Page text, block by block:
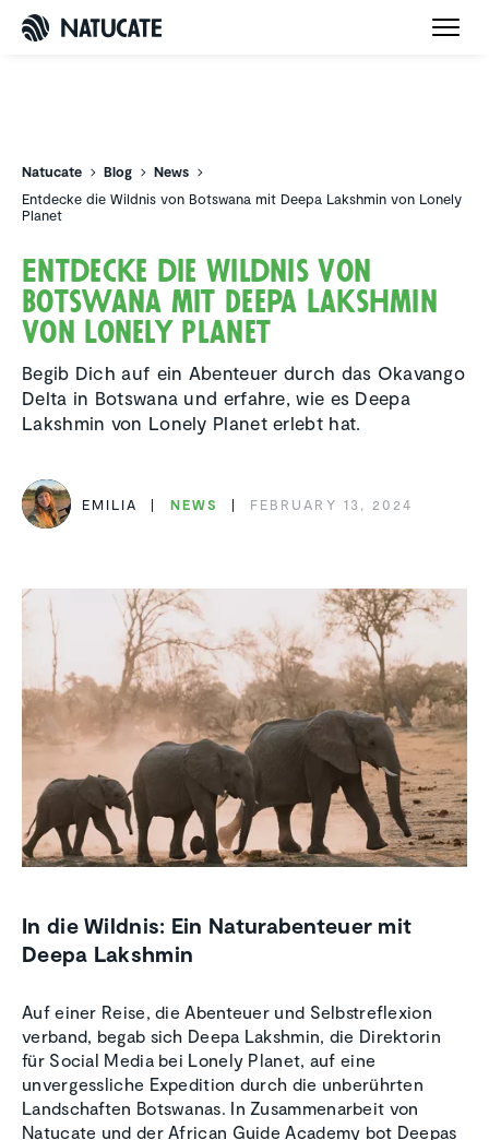
Natucate Blog
News
Entdecke die Wildnis von Botswana mit Deepa Lakshmin von Lonely
Planet
Entdecke die Wildnis von
Botswana mit Deepa Lakshmin
von Lonely Planet
Begib Dich auf ein Abenteuer durch das Okavango
Delta in Botswana und erfahre, wie es Deepa
Lakshmin von Lonely Planet erlebt hat.
EMILIA NEWS FEBRUARY 13, 2024
In die Wildnis: Ein Naturabenteuer mit
Deepa Lakshmin
Auf einer Reise, die Abenteuer und Selbstreflexion
verband, begab sich Deepa Lakshmin, die Direktorin
für Social Media bei Lonely Planet, auf eine
unvergessliche Expedition durch die unberührten
Landschaften Botswanas. In Zusammenarbeit von
Natucate und der African Guide Academy bot Deepas